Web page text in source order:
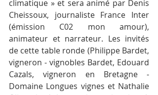
climatique » et sera animé par Denis
Cheissoux, journaliste France Inter
(émission C02 mon amour),
animateur et narrateur. Les invités
de cette table ronde (Philippe Bardet,
vigneron - vignobles Bardet, Edouard
Cazals, vigneron en Bretagne -
Domaine Longues vignes et Nathalie